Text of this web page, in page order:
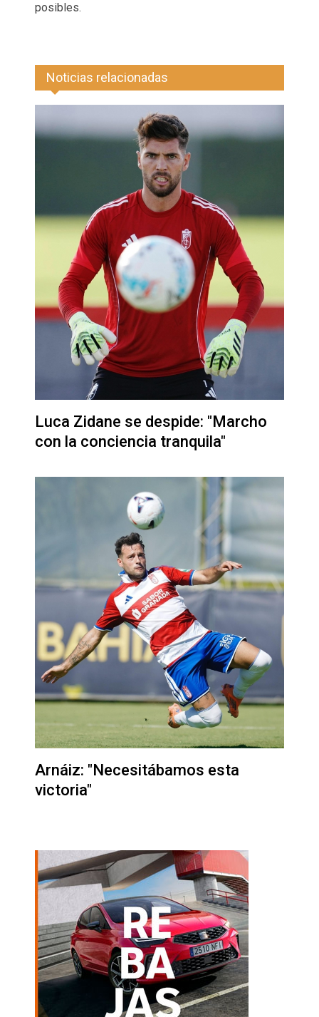
posibles.
Noticias relacionadas
Luca Zidane se despide: "Marcho
con la conciencia tranquila"
Arnáiz: "Necesitábamos esta
victoria"